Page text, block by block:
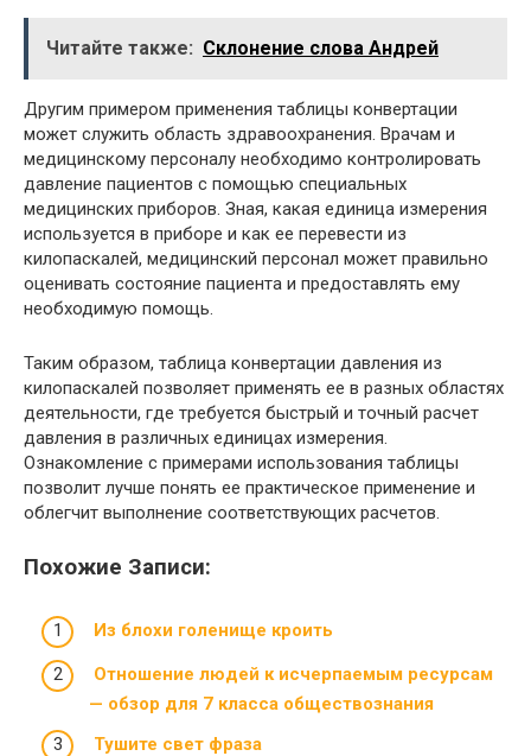
Читайте также: Склонение слова Андрей
Другим примером применения таблицы конвертации
может служить область здравоохранения. Врачам и
медицинскому персоналу необходимо контролировать
давление пациентов с помощью специальных
медицинских приборов. Зная, какая единица измерения
используется в приборе и как ее перевести из
килопаскалей, медицинский персонал может правильно
оценивать состояние пациента и предоставлять ему
необходимую помощь.
Таким образом, таблица конвертации давления из
килопаскалей позволяет применять ее в разных областях
деятельности, где требуется быстрый и точный расчет
давления в различных единицах измерения.
Ознакомление с примерами использования таблицы
позволит лучше понять ее практическое применение и
облегчит выполнение соответствующих расчетов.
Похожие Записи:
Из блохи голенище кроить
Отношение людей к исчерпаемым ресурсам
— обзор для 7 класса обществознания
Тушите свет фраза